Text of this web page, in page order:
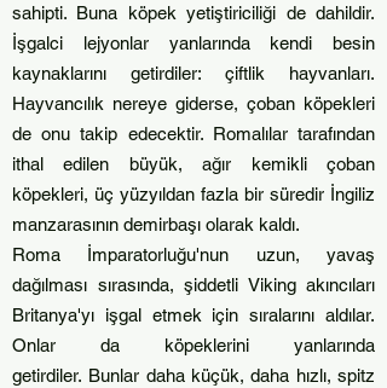
sahipti. Buna köpek yetiştiriciliği de dahildir.
İşgalci lejyonlar yanlarında kendi besin
kaynaklarını getirdiler: çiftlik hayvanları.
Hayvancılık nereye giderse, çoban köpekleri
de onu takip edecektir. Romalılar tarafından
ithal edilen büyük, ağır kemikli çoban
köpekleri, üç yüzyıldan fazla bir süredir İngiliz
manzarasının demirbaşı olarak kaldı.
Roma İmparatorluğu'nun uzun, yavaş
dağılması sırasında, şiddetli Viking akıncıları
Britanya'yı işgal etmek için sıralarını aldılar.
Onlar da köpeklerini yanlarında
getirdiler. Bunlar daha küçük, daha hızlı, spitz